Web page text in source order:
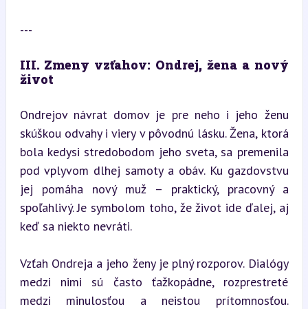
---
III. Zmeny vzťahov: Ondrej, žena a nový
život
Ondrejov návrat domov je pre neho i jeho ženu
skúškou odvahy i viery v pôvodnú lásku. Žena, ktorá
bola kedysi stredobodom jeho sveta, sa premenila
pod vplyvom dlhej samoty a obáv. Ku gazdovstvu
jej pomáha nový muž – praktický, pracovný a
spoľahlivý. Je symbolom toho, že život ide ďalej, aj
keď sa niekto nevráti.
Vzťah Ondreja a jeho ženy je plný rozporov. Dialógy
medzi nimi sú často ťažkopádne, rozprestreté
medzi minulosťou a neistou prítomnosťou.